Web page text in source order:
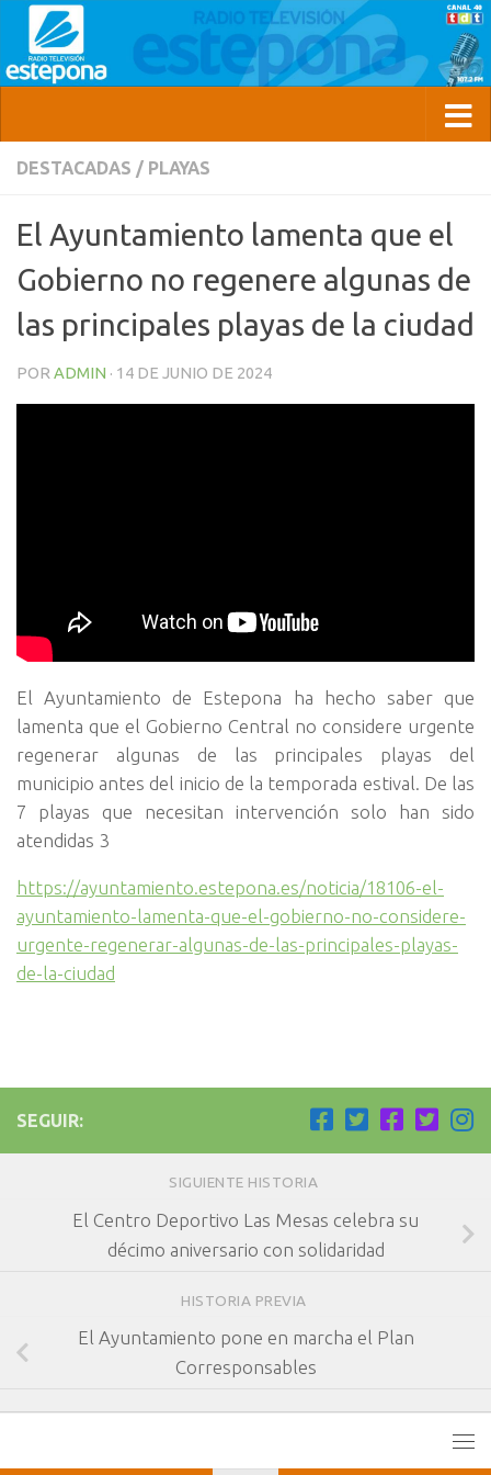
DESTACADAS / PLAYAS
El Ayuntamiento lamenta que el
Gobierno no regenere algunas de
las principales playas de la ciudad
POR ADMIN · 14 DE JUNIO DE 2024
El Ayuntamiento de Estepona ha hecho saber que
lamenta que el Gobierno Central no considere urgente
regenerar algunas de las principales playas del
municipio antes del inicio de la temporada estival. De las
7 playas que necesitan intervención solo han sido
atendidas 3
https://ayuntamiento.estepona.es/noticia/18106-el-
ayuntamiento-lamenta-que-el-gobierno-no-considere-
urgente-regenerar-algunas-de-las-principales-playas-
de-la-ciudad
SEGUIR:
SIGUIENTE HISTORIA
El Centro Deportivo Las Mesas celebra su
décimo aniversario con solidaridad
HISTORIA PREVIA
El Ayuntamiento pone en marcha el Plan
Corresponsables